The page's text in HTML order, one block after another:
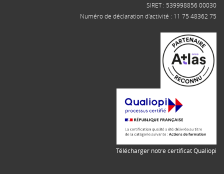
SIRET : 539998856 00030
Numéro de déclaration d'activité : 11 75 48362 75
Télécharger notre certificat Qualiopi